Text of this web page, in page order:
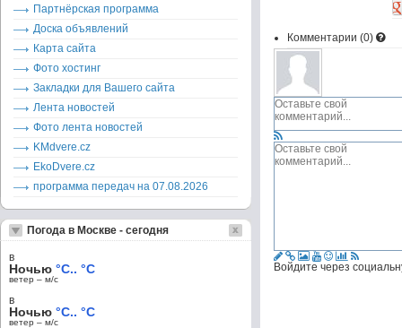
Комментарии (0)
Войдите через
Партнёрская программа
Доска объявлений
Карта сайта
Фото хостинг
Закладки для Вашего сайта
Лента новостей
Фото лента новостей
KMdvere.cz
EkoDvere.cz
программа передач на 07.08.2026
Погода в Москве - сегодня
в
Ночью °C.. °C
ветер – м/c
в
Ночью °C.. °C
ветер – м/c